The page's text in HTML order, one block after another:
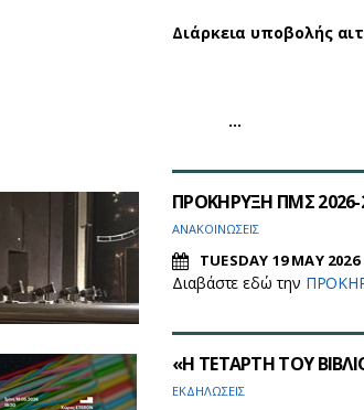
Διάρκεια υποβολής
…
ΠΡΟΚΗΡΥΞΗ ΠΜΣ 2026-
ΑΝΑΚΟΙΝΩΣΕΙΣ
TUESDAY 19 MAY 2026
Διαβάστε εδώ την
«Η ΤΕΤΑΡΤΗ ΤΟΥ
ΕΚΔΗΛΩΣΕΙΣ